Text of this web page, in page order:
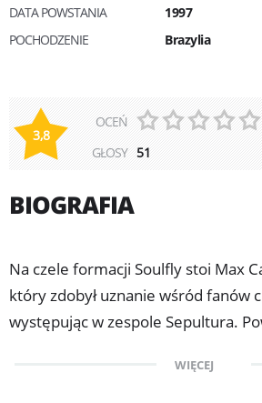
DATA POWSTANIA
1997
POCHODZENIE
Brazylia
3,8
OCEŃ
GŁOSY 51
BIOGRAFIA
Na czele formacji Soulfly stoi Max
który zdobył uznanie wśród fanów
występując w zespole Sepultura.
etnicznej, z miejsca podbił serca
WIĘCEJ